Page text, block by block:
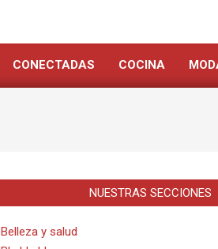
CONECTADAS COCINA
NUESTRAS SECCIONES
Belleza y salud